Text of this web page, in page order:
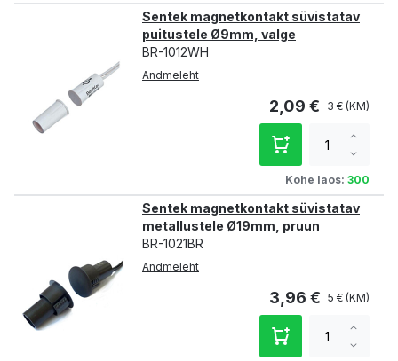
Sentek magnetkontakt süvistatav
puitustele Ø9mm, valge
BR-1012WH
Andmeleht
2,09 € 3 €
Kohe laos: 300
qty
Sentek magnetkontakt süvistatav
metallustele Ø19mm, pruun
BR-1021BR
Andmeleht
3,96 € 5 €
qty